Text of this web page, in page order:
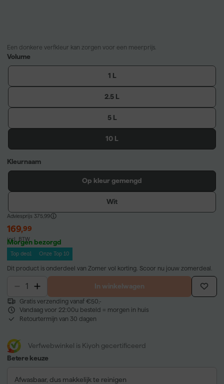
Een donkere verfkleur kan zorgen voor een meerprijs.
Volume
1 L
2.5 L
5 L
10 L
Kleurnaam
Op kleur gemengd
Wit
Adviesprijs 375,99
169,99
incl. BTW
Morgen bezorgd
Top deal Onze Top 10
Dit product is onderdeel van Zomer vol korting. Scoor nu jouw zomerdeal.
In winkelwagen
Gratis verzending vanaf €50,-
Vandaag voor 22:00u besteld = morgen in huis
Retourtermijn van 30 dagen
Verfwebwinkel is Kiyoh gecertificeerd
Betere keuze
Afwasbaar, dus makkelijk te reinigen